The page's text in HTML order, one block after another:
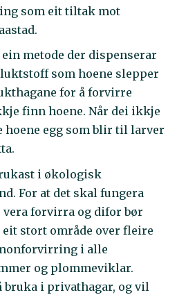
som eit tiltak mot
metode der dispenserar
som hoene slepper
for å forvirre
finn hoene. Når dei ikkje
hoene egg som blir til larver
i økologisk
For at det skal fungera
vera forvirra og difor bør
stort område over fleire
i alle
og plommeviklar.
bruka i privathagar, og vil